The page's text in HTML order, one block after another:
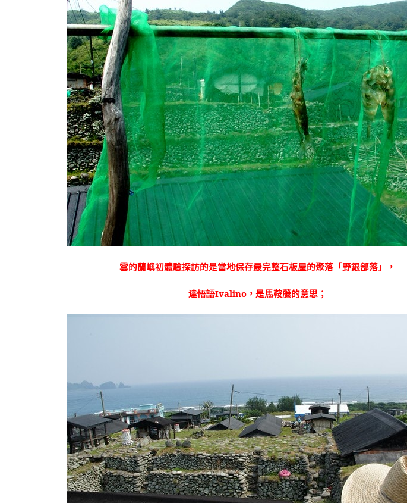
雲的蘭嶼初體驗探訪的是當地保存最完整石板屋的聚落「野銀部落」，
達悟語Ivalino，是馬鞍藤的意思；